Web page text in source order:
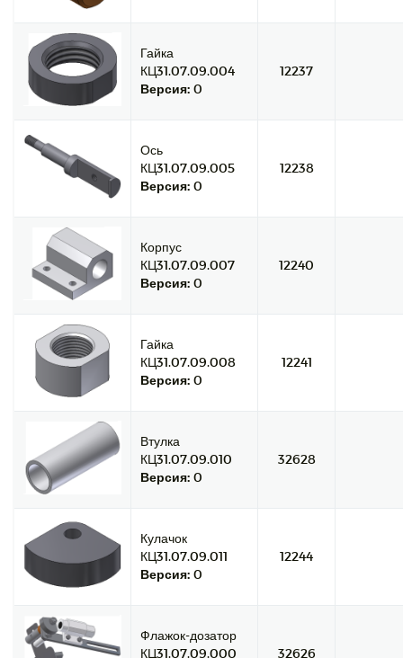
Гайка
КЦ31.07.09.004
Версия: 0
12237
Ось
КЦ31.07.09.005
Версия: 0
12238
Корпус
КЦ31.07.09.007
Версия: 0
12240
Гайка
КЦ31.07.09.008
Версия: 0
12241
Втулка
КЦ31.07.09.010
Версия: 0
32628
Кулачок
КЦ31.07.09.011
Версия: 0
12244
Флажок-дозатор
КЦ31.07.09.000
32626